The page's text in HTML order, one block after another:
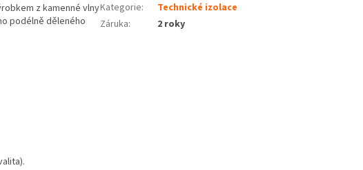
z kamenné vlny
podélně děleného
Kategorie:
Technické izolace
Záruka: 2 roky